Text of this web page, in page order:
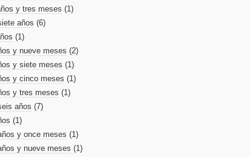
y tres meses (1)
años (6)
(1)
y nueve meses (2)
y siete meses (1)
y cinco meses (1)
y tres meses (1)
años (7)
(1)
y once meses (1)
y nueve meses (1)